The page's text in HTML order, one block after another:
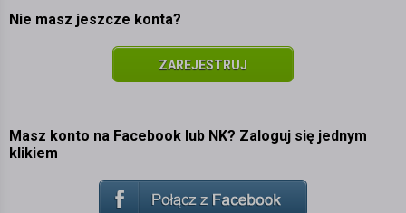
Nie masz jeszcze konta?
ZAREJESTRUJ
Masz konto na Facebook lub NK? Zaloguj się jednym
klikiem